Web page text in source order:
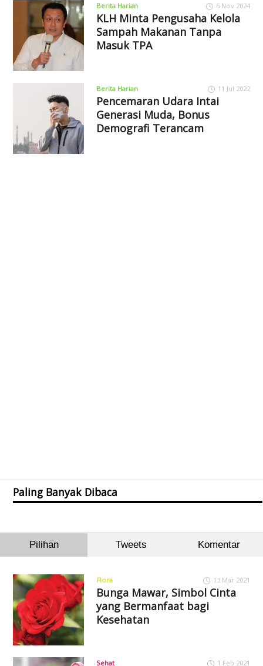
Berita Harian 6 Nov 2024
KLH Minta Pengusaha Kelola
Sampah Makanan Tanpa
Masuk TPA
Berita Harian 11 Jul 2022
Pencemaran Udara Intai
Generasi Muda, Bonus
Demografi Terancam
Paling Banyak Dibaca
Pilihan Tweets Komentar
Flora 13 Mar 2021
Bunga Mawar, Simbol Cinta
yang Bermanfaat bagi
Kesehatan
Sehat 1 Feb 2021